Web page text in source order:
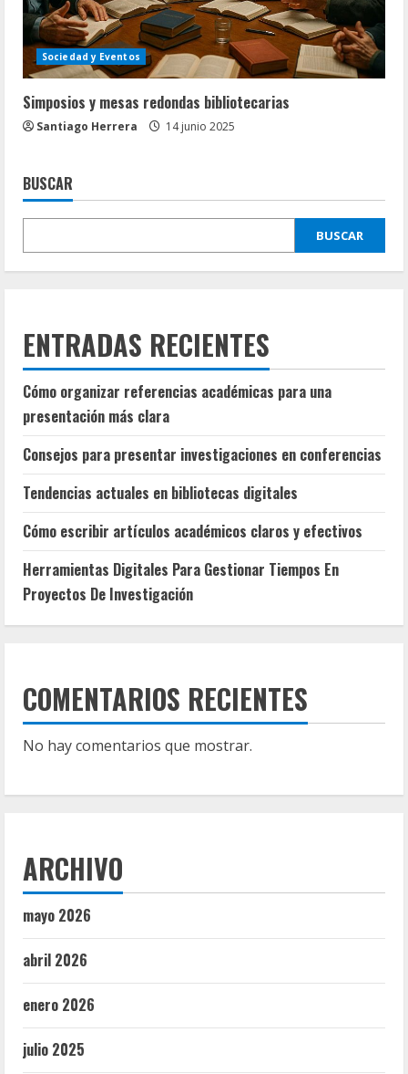
Sociedad y Eventos
Simposios y mesas redondas bibliotecarias
Santiago Herrera 14 junio 2025
BUSCAR
BUSCAR
ENTRADAS RECIENTES
Cómo organizar referencias académicas para una
presentación más clara
Consejos para presentar investigaciones en conferencias
Tendencias actuales en bibliotecas digitales
Cómo escribir artículos académicos claros y efectivos
Herramientas Digitales Para Gestionar Tiempos En
Proyectos De Investigación
COMENTARIOS RECIENTES
No hay comentarios que mostrar.
ARCHIVO
mayo 2026
abril 2026
enero 2026
julio 2025